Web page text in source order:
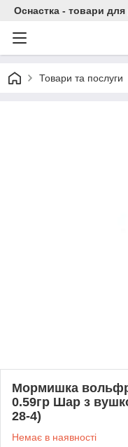
Оснастка - товари
Товари та послуги
Мормишка
0.59гр Шар з
28-4)
Немає в наявності